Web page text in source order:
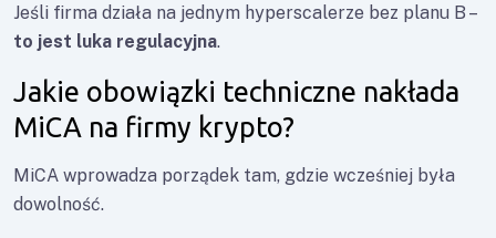
Jeśli firma działa na jednym hyperscalerze bez planu B –
to jest luka regulacyjna.
Jakie obowiązki techniczne nakłada
MiCA na firmy krypto?
MiCA wprowadza porządek tam, gdzie wcześniej była
dowolność.